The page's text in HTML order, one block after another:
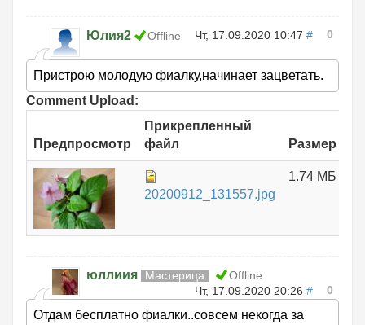
Юлия2 Offline Чт, 17.09.2020 10:47 # 0
Пристрою молодую фиалку,начинает зацветать.
Comment Upload:
Предпросмотр
Прикрепленный
файл
Размер
20200912_131557.jpg
1.74 МБ
юллиия Мастерица
Offline
Чт, 17.09.2020 20:26 # 0
Отдам бесплатно фиалки..совсем некогда за